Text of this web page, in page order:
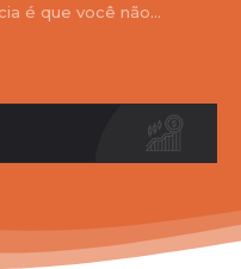
é que você não...